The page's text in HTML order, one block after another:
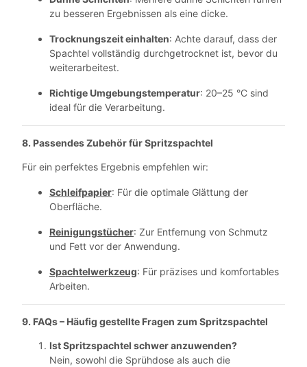
zu besseren Ergebnissen als eine dicke.
Trocknungszeit einhalten: Achte darauf, dass der
Spachtel vollständig durchgetrocknet ist, bevor du
weiterarbeitest.
Richtige Umgebungstemperatur: 20–25 °C sind
ideal für die Verarbeitung.
8. Passendes Zubehör fürSpritzspachtel
Für ein perfektes Ergebnis empfehlen wir:
Schleifpapier: Für die optimale Glättung der
Oberfläche.
Reinigungstücher: Zur Entfernung von Schmutz
und Fett vor der Anwendung.
Spachtelwerkzeug: Für präzises und komfortables
Arbeiten.
9. FAQs – Häufig gestellte Fragen zum Spritzspachtel
Ist Spritzspachtel schwer anzuwenden?
Nein, sowohl die Sprühdose als auch die